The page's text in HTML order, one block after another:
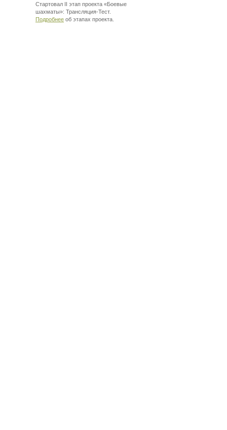
Стартовал II этап проекта «Боевые
шахматы»: Трансляция-Тест.
Подробнее об этапах проекта.